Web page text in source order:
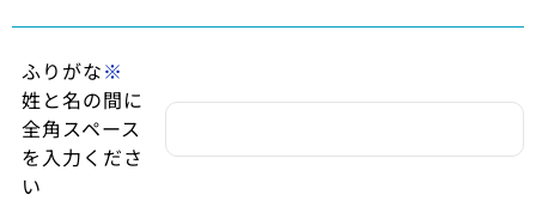
ふりがな※
姓と名の間に
全角スペース
を入力くださ
い